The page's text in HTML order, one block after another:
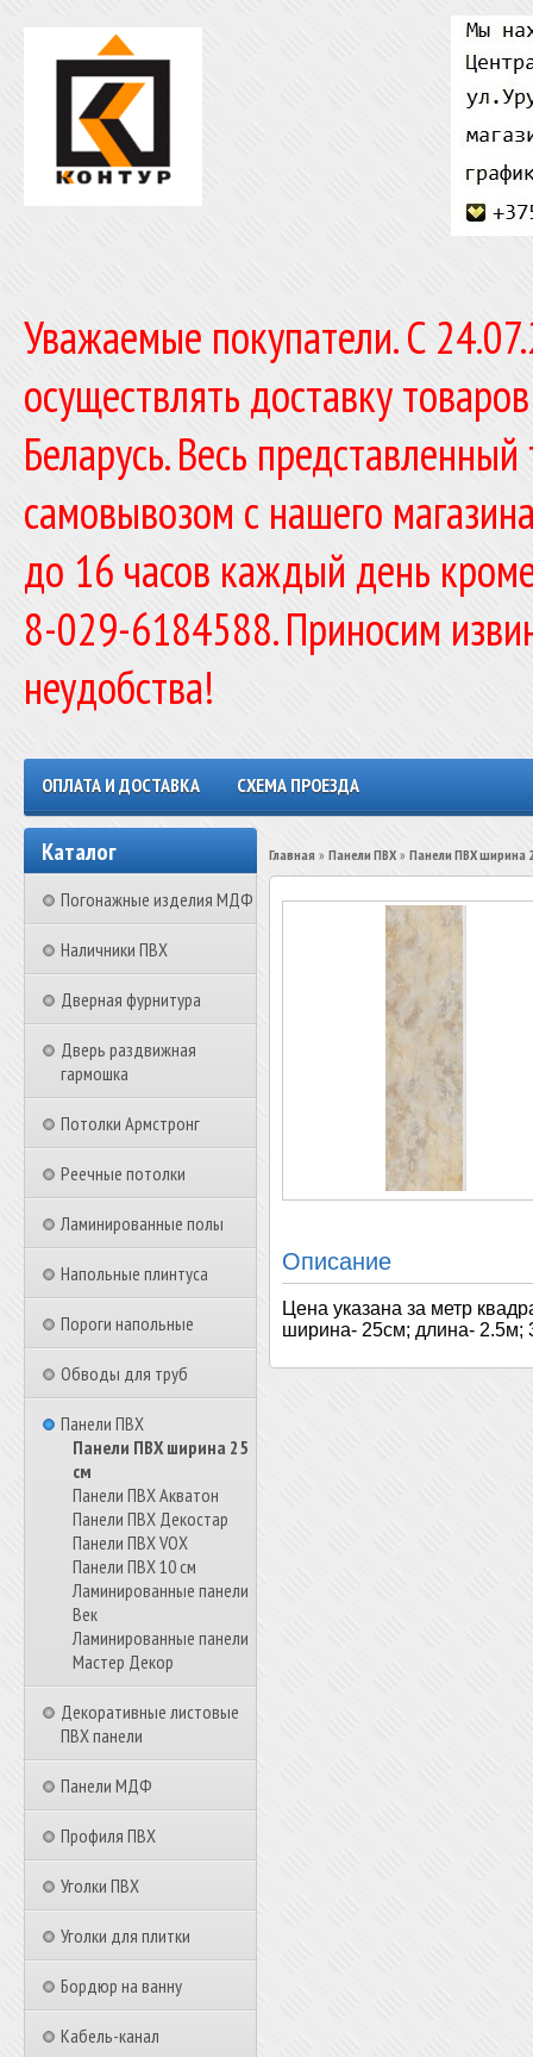
Уважаемые покупатели. C
осуществлять доставку
Беларусь. Весь
самовывозом с нашего
до 16 часов каждый день
8-029-6184588. Приносим
неудобства!
ОПЛАТА И ДОСТАВКА СХЕМА ПРОЕЗДА
Каталог
Погонажные изделия МДФ
Наличники ПВХ
Дверная фурнитура
Дверь раздвижная
гармошка
Потолки Армстронг
Реечные потолки
Ламинированные полы
Напольные плинтуса
Пороги напольные
Обводы для труб
Панели ПВХ
Панели ПВХ ширина 25
см
Панели ПВХ Акватон
Панели ПВХ Декостар
Панели ПВХ VOX
Панели ПВХ 10 см
Ламинированные панели
Век
Ламинированные панели
Мастер Декор
Декоративные листовые
ПВХ панели
Панели МДФ
Профиля ПВХ
Уголки ПВХ
Уголки для плитки
Бордюр на ванну
Кабель-канал
Главная » Панели ПВХ » Панели ПВХ ширина
Описание
Цена указана за метр
ширина- 25см; длина- 2.5м;